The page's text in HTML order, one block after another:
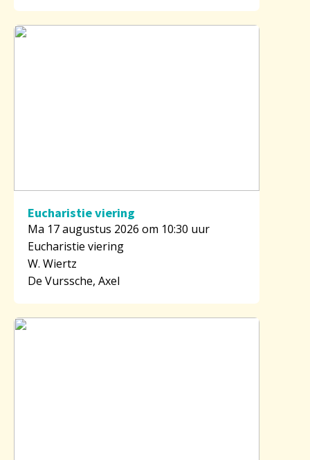
Eucharistie viering
Ma 17 augustus 2026 om 10:30 uur
Eucharistie viering
W. Wiertz
De Vurssche, Axel